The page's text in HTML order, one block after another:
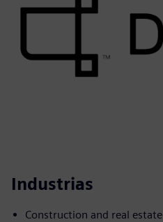
Industrias
Construction and real estate